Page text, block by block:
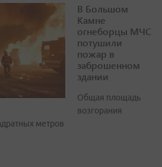
В Большом
Камне
огнеборцы МЧС
потушили
пожар в
заброшенном
здании
Общая площадь
возгорания
метров